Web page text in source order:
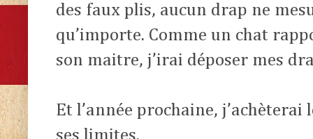
des faux plis, aucun drap ne
qu’importe. Comme un chat
son maitre, j’irai déposer mes
Et l’année prochaine, j’achèterai
ses limites.